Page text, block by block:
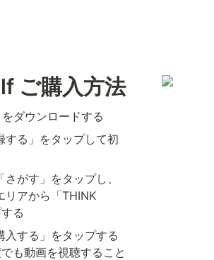
ご購入方法
ダウンロードする
する」をタップして初
がす」をタップし、
リアから「THINK
る
入する」をタップする
も動画を視聴すること